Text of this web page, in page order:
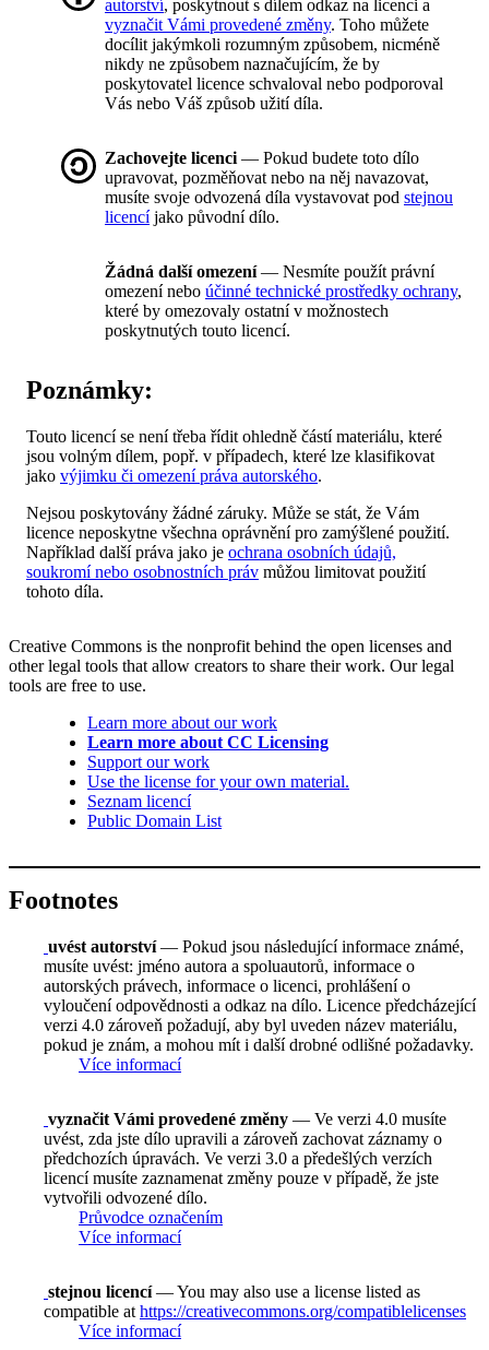
autorství, poskytnout s dílem odkaz na licenci a
vyznačit Vámi provedené změny. Toho můžete
docílit jakýmkoli rozumným způsobem, nicméně
nikdy ne způsobem naznačujícím, že by
poskytovatel licence schvaloval nebo podporoval
Vás nebo Váš způsob užití díla.
Zachovejte licenci — Pokud budete toto dílo
upravovat, pozměňovat nebo na něj navazovat,
musíte svoje odvozená díla vystavovat pod stejnou
licencíjako původní dílo.
Žádná další omezení— Nesmíte použít právní
omezení nebo účinné technické prostředky ochrany,
které by omezovaly ostatní v možnostech
poskytnutých touto licencí.
Poznámky:
Touto licencí se není třeba řídit ohledně částí materiálu, které
jsou volným dílem, popř. v případech, které lze klasifikovat
jako výjimku či omezení práva autorského.
Nejsou poskytovány žádné záruky. Může se stát, že Vám
licence neposkytne všechna oprávnění pro zamýšlené použití.
Například další práva jako je ochrana osobních údajů,
soukromí nebo osobnostních práv můžou limitovat použití
tohoto díla.
Creative Commons is the nonprofit behind the open licenses and
other legal tools that allow creators to share their work. Our legal
tools are free to use.
Learn more about our work
Learn more about CC Licensing
Support our work
Use the license for your own material.
Seznam licencí
Public Domain List
Footnotes
uvést autorství— Pokud jsou následující informace známé,
musíte uvést: jméno autora a spoluautorů, informace o
autorských právech, informace o licenci, prohlášení o
vyloučení odpovědnosti a odkaz na dílo. Licence předcházející
verzi 4.0 zároveň požadují, aby byl uveden název materiálu,
pokud je znám, a mohou mít i další drobné odlišné požadavky.
Více informací
vyznačit Vámi provedené změny — Ve verzi 4.0 musíte
uvést, zda jste dílo upravili a zároveň zachovat záznamy o
předchozích úpravách. Ve verzi 3.0 a předešlých verzích
licencí musíte zaznamenat změny pouze v případě, že jste
vytvořili odvozené dílo.
Průvodce označením
Více informací
stejnou licencí— You may also use a license listed as
compatible at https://creativecommons.org/compatiblelicenses
Více informací